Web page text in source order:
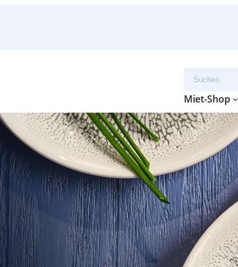
Suchen
Miet-Shop